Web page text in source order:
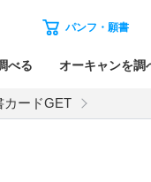
パンフ・願書
べる オーキャンを調
カードGET